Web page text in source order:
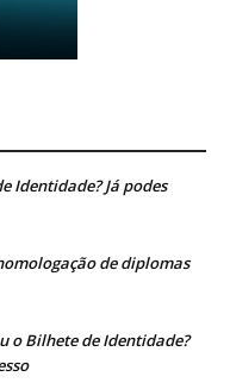
Identidade? Já podes
de diplomas
o Bilhete de Identidade?